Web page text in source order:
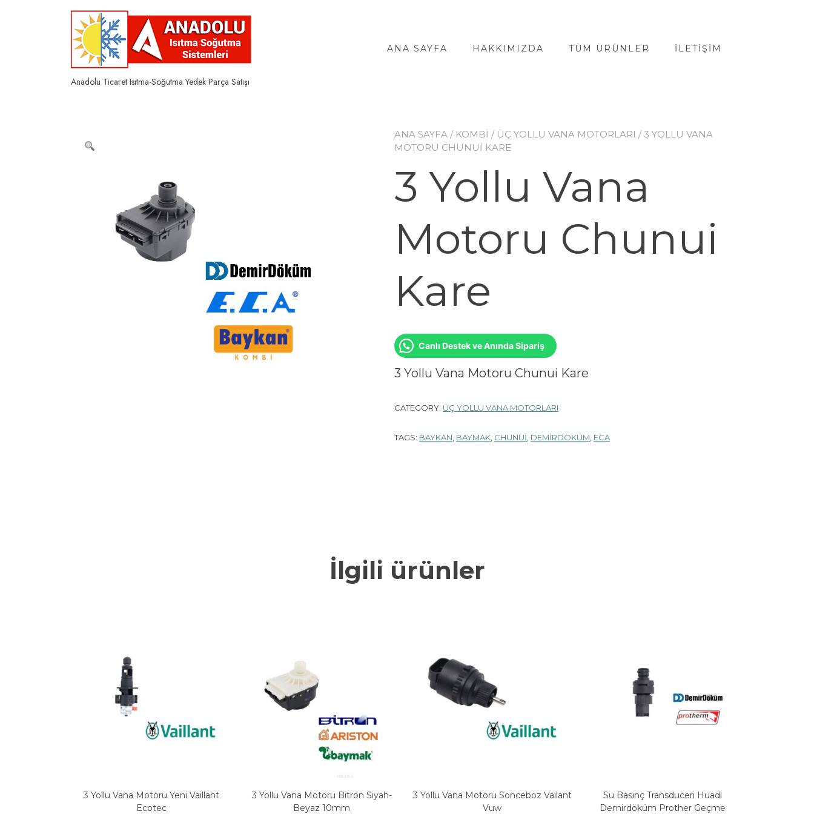
Anadolu Ticaret Isıtma-Soğutma Yedek Parça Satışı
ANA SAYFA HAKKIMIZDA TÜM ÜRÜNLER İLETIŞIM
ANA SAYFA / KOMBİ / ÜÇ YOLLU VANA MOTORLARI / 3 YOLLU VANA
MOTORU CHUNUI KARE
3 Yollu Vana
Motoru Chunui
Kare
Canlı Destek ve Anında Sipariş
3 Yollu Vana Motoru Chunui Kare
CATEGORY: ÜÇ YOLLU VANA MOTORLARI
TAGS: BAYKAN BAYMAK CHUNUI DEMİRDÖKÜM ECA
İlgili ürünler
3 Yollu Vana Motoru Yeni Vaillant
Ecotec
3 Yollu Vana Motoru Bitron Siyah-
Beyaz 10mm
3 Yollu Vana Motoru Sonceboz Vailant
Vuw
Su Basınç Transduceri Huadi
Demirdöküm Prother Geçme